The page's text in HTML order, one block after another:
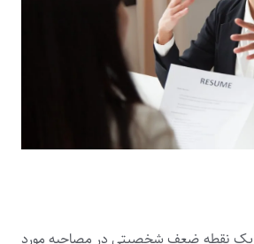
یک نقطه ضعف شخصیتی در مصاحبه مورد